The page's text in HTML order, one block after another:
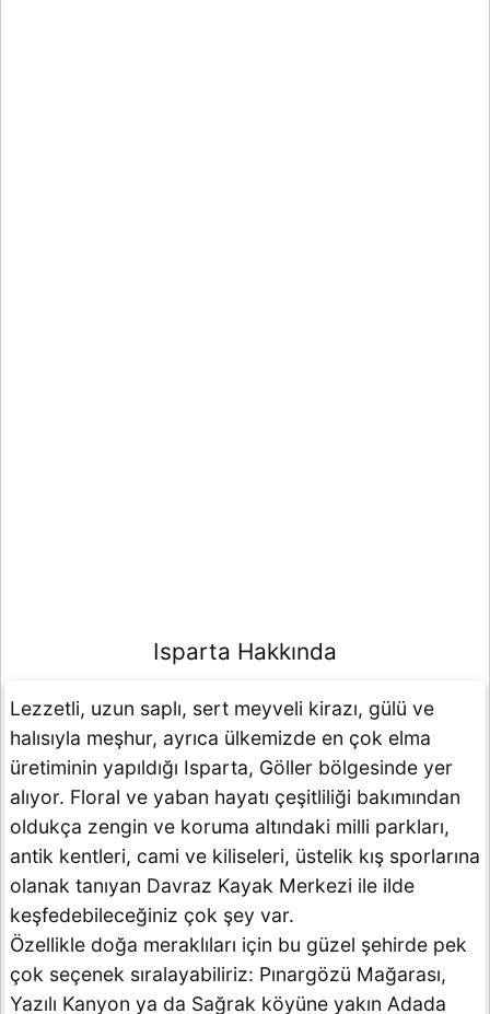
Isparta Hakkında
Lezzetli, uzun saplı, sert meyveli kirazı, gülü ve
halısıyla meşhur, ayrıca ülkemizde en çok elma
üretiminin yapıldığı Isparta, Göller bölgesinde yer
alıyor. Floral ve yaban hayatı çeşitliliği bakımından
oldukça zengin ve koruma altındaki milli parkları,
antik kentleri, cami ve kiliseleri, üstelik kış sporlarına
olanak tanıyan Davraz Kayak Merkezi ile ilde
keşfedebileceğiniz çok şey var.
Özellikle doğa meraklıları için bu güzel şehirde pek
çok seçenek sıralayabiliriz: Pınargözü Mağarası,
Yazılı Kanyon ya da Sağrak köyüne yakın Adada